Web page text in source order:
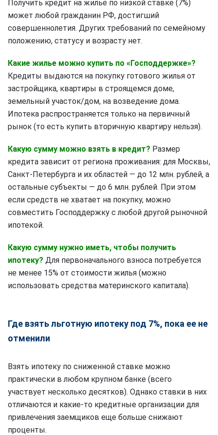
Получить кредит на жилье по низкой ставке (7%)
может любой гражданин РФ, достигший
совершеннолетия. Других требований по семейному
положению, статусу и возрасту нет.
Какие жилье можно купить по «Господдержке»?
Кредиты выдаются на покупку готового жилья от
застройщика, квартиры в строящемся доме,
земельный участок/дом, на возведение дома.
Ипотека распространяется только на первичный
рынок (то есть купить вторичную квартиру нельзя).
Какую сумму можно взять в кредит? Размер
кредита зависит от региона проживания: для Москвы,
Санкт-Петербурга и их областей — до 12 млн. рублей, а
остальные субъекты — до 6 млн. рублей. При этом
если средств не хватает на покупку, можно
совместить Господдержку с любой другой рыночной
ипотекой.
Какую сумму нужно иметь, чтобы получить
ипотеку? Для первоначального взноса потребуется
не менее 15% от стоимости жилья (можно
использовать средства материнского капитала).
Где взять льготную ипотеку под 7%, пока ее не
отменили
Взять ипотеку по сниженной ставке можно
практически в любом крупном банке (всего
участвует несколько десятков). Однако ставки в них
отличаются и какие-то кредитные организации для
привлечения заемщиков еще больше снижают
проценты.